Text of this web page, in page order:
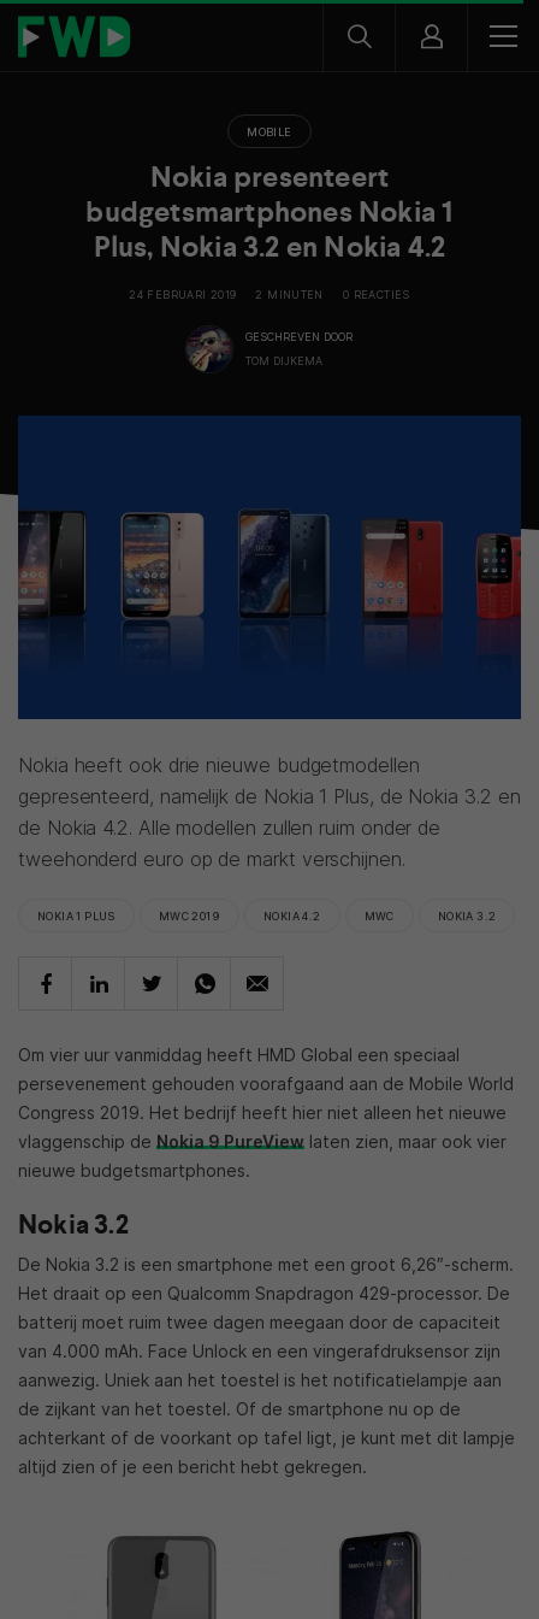
MOBILE
Nokia presenteert
budgetsmartphones Nokia 1
Plus, Nokia 3.2 en Nokia 4.2
24 FEBRUARI 2019 2 MINUTEN 0 REACTIES
GESCHREVEN DOOR
TOM DIJKEMA
Nokia heeft ook drie nieuwe budgetmodellen
gepresenteerd, namelijk de Nokia 1 Plus, de Nokia 3.2 en
de Nokia 4.2. Alle modellen zullen ruim onder de
tweehonderd euro op de markt verschijnen.
NOKIA 1 PLUS MWC 2019 NOKIA 4.2 MWC NOKIA 3.2
Om vier uur vanmiddag heeft HMD Global een speciaal
persevenement gehouden voorafgaand aan de Mobile World
Congress 2019. Het bedrijf heeft hier niet alleen het nieuwe
vlaggenschip de Nokia 9 PureView laten zien, maar ook vier
nieuwe budgetsmartphones.
Nokia 3.2
De Nokia 3.2 is een smartphone met een groot 6,26″-scherm.
Het draait op een Qualcomm Snapdragon 429-processor. De
batterij moet ruim twee dagen meegaan door de capaciteit
van 4.000 mAh. Face Unlock en een vingerafdruksensor zijn
aanwezig. Uniek aan het toestel is het notificatielampje aan
de zijkant van het toestel. Of de smartphone nu op de
achterkant of de voorkant op tafel ligt, je kunt met dit lampje
altijd zien of je een bericht hebt gekregen.